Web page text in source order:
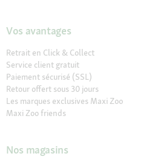
Vos avantages
Retrait en Click & Collect
Service client gratuit
Paiement sécurisé (SSL)
Retour offert sous 30 jours
Les marques exclusives Maxi Zoo
Maxi Zoo friends
Nos magasins